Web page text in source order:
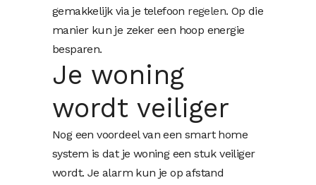
gemakkelijk via je telefoon regelen. Op die
manier kun je zeker een hoop energie
besparen.
Je woning
wordt veiliger
Nog een voordeel van een smart home
system is dat je woning een stuk veiliger
wordt. Je alarm kun je op afstand